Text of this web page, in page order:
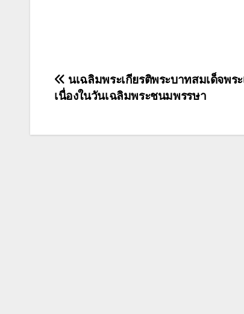
แนะแนว
นเฉลิมพระเกียรติพระบาทสมเด็จพร
เนื่องในวันเฉลิมพระชนมพรรษา